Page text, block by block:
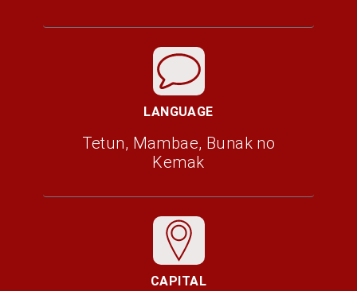
LANGUAGE
Tetun, Mambae, Bunak no
Kemak
CAPITAL